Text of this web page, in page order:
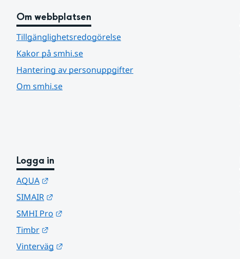
Om webbplatsen
Tillgänglighetsredogörelse
Kakor på smhi.se
Hantering av personuppgifter
Om smhi.se
Logga in
AQUA
SIMAIR
SMHI Pro
Timbr
Vinterväg